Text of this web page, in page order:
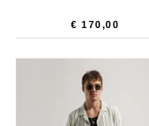
€ 170,00